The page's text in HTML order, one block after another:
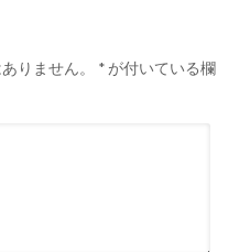
りません。 *が付いている欄